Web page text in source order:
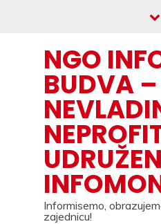
NGO
BUDVA –
Informisemo,
zajednicu!